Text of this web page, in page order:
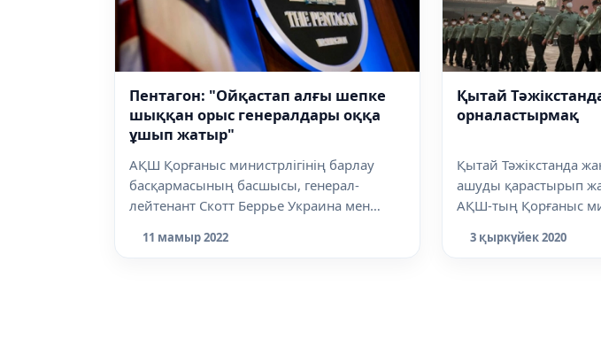
Пентагон: "Ойқастап алғы шепке
шыққан орыс генералдары оққа
ұшып жатыр"
АҚШ Қорғаныс министрлігінің барлау
басқармасының басшысы, генерал-
лейтенант Скотт Беррье Украина мен
11 мамыр 2022
Қытай
орналастырмақ
Қытай Тәжікстанда
ашуды қарастырып
АҚШ-тың Қорғаныс
3 қыркүйек 2020